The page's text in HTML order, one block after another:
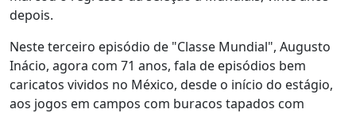
depois.
Neste terceiro episódio de "Classe Mundial", Augusto
Inácio, agora com 71 anos, fala de episódios bem
caricatos vividos no México, desde o início do estágio,
aos jogos em campos com buracos tapados com